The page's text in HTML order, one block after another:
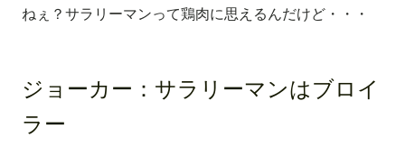
ねぇ？サラリーマンって鶏肉に思えるんだけど・・・
ジョーカー： サラリーマンはブロイ
ラー